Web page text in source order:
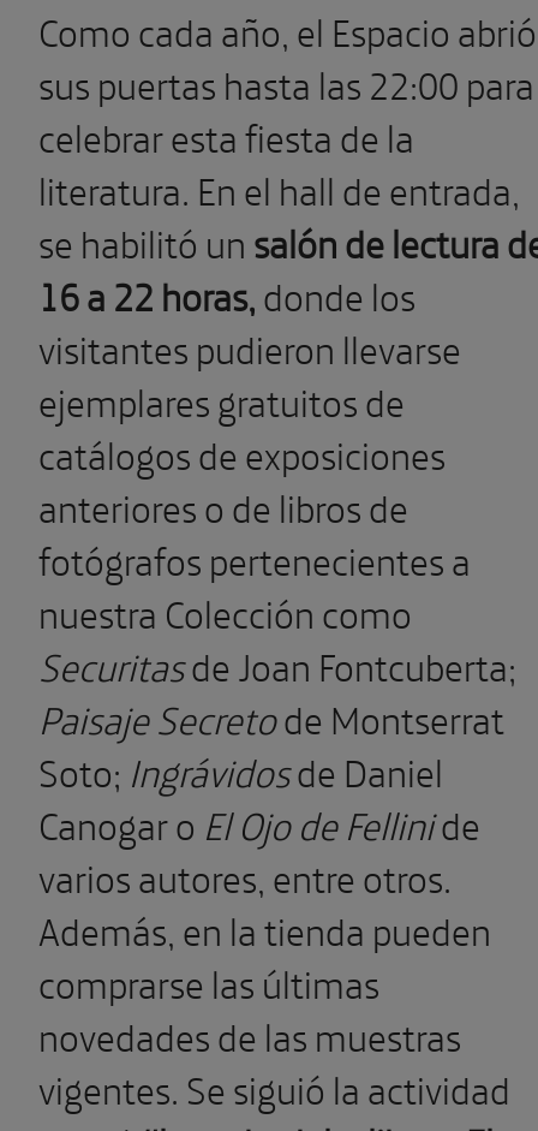
Como cada año, el Espacio abrió
sus puertas hasta las 22:00 para
celebrar esta fiesta de la
literatura. En el hall de entrada,
se habilitó unsalón de lectura
16 a 22 horas,donde los
visitantes pudieron llevarse
ejemplares gratuitos de
catálogos de exposiciones
anteriores o de libros de
fotógrafos pertenecientes a
nuestra Colección como
Securitasde Joan Fontcuberta;
Paisaje Secretode Montserrat
Soto; Ingrávidosde Daniel
Canogar o El Ojo de Fellinide
varios autores, entre otros.
Además, en la tienda pueden
comprarse las últimas
novedades de las muestras
vigentes. Se siguió la actividad